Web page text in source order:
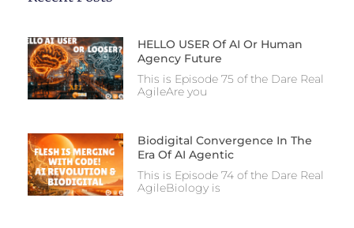
HELLO USER Of AI Or Human
Agency Future
This is Episode 75 of the Dare Real
AgileAre you
Biodigital Convergence In The
Era Of AI Agentic
This is Episode 74 of the Dare Real
AgileBiology is